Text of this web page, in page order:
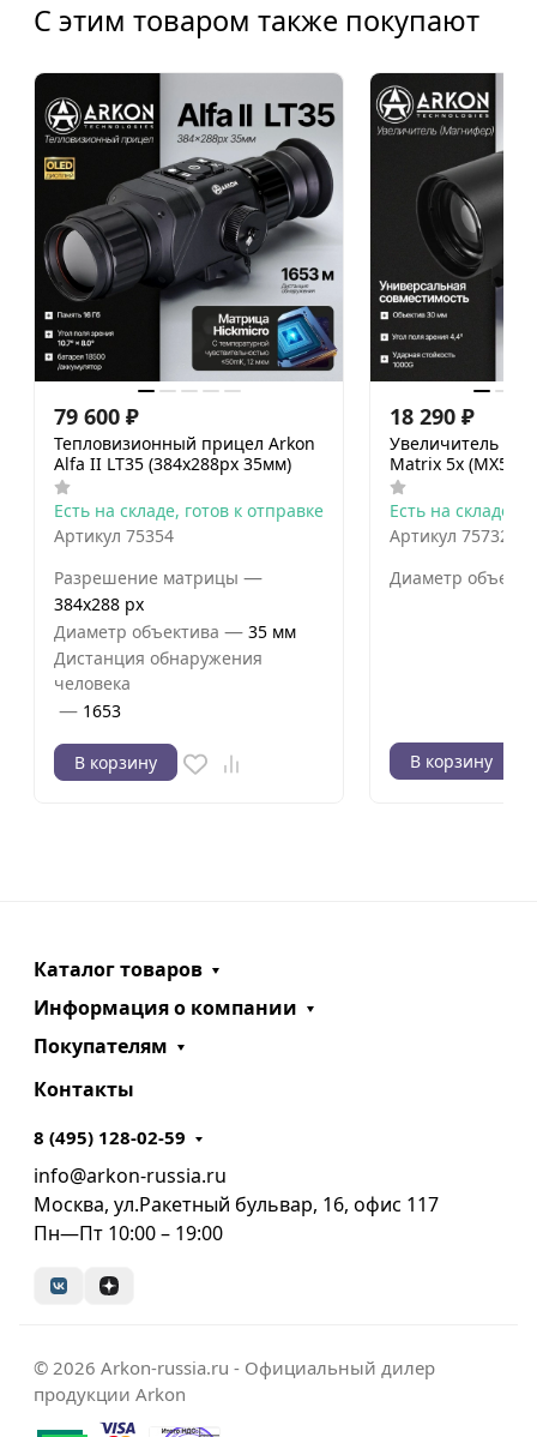
С этим товаром также покупают
79 600 ₽
Тепловизионный прицел Arkon
Alfa II LT35 (384x288px 35мм)
Есть на складе, готов к отправке
Артикул 75354
Разрешение матрицы —
384x288 px
Диаметр объектива — 35 мм
Дистанция обнаружения
человека
— 1653
В корзину
18 290 ₽
Увеличитель
Matrix 5x (MX5X)
Есть на складе,
Артикул 75732
Диаметр
В корзину
Каталог товаров
Информация о компании
Покупателям
Контакты
8 (495) 128-02-59
info@arkon-russia.ru
Москва, ул.Ракетный бульвар, 16, офис 117
Пн—Пт 10:00 – 19:00
© 2026 Arkon-russia.ru - Официальный дилер
продукции Arkon